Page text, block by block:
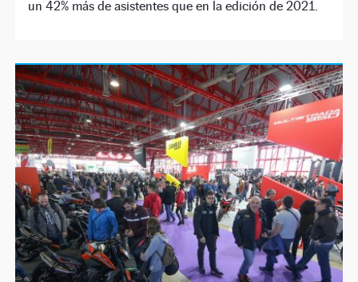
un 42% más de asistentes que en la edición de 2021.